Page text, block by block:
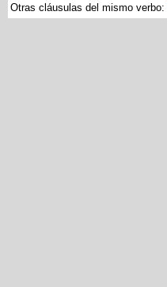
Otras cláusulas del mismo verbo: